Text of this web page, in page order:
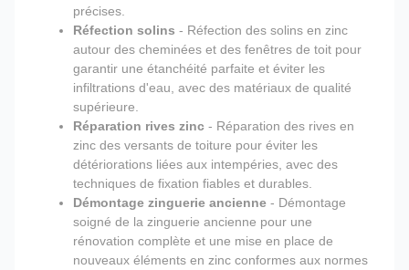
précises.
Réfection solins - Réfection des solins en zinc
autour des cheminées et des fenêtres de toit pour
garantir une étanchéité parfaite et éviter les
infiltrations d'eau, avec des matériaux de qualité
supérieure.
Réparation rives zinc - Réparation des rives en
zinc des versants de toiture pour éviter les
détériorations liées aux intempéries, avec des
techniques de fixation fiables et durables.
Démontage zinguerie ancienne - Démontage
soigné de la zinguerie ancienne pour une
rénovation complète et une mise en place de
nouveaux éléments en zinc conformes aux normes